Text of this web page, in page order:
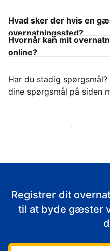
Hvad sker der hvis en
overnatningssted?
Hvornår kan mit
online?
Har du stadig
dine spørgsmål på siden
Begynd at tage imod
Registrer dit
til at byde gæster